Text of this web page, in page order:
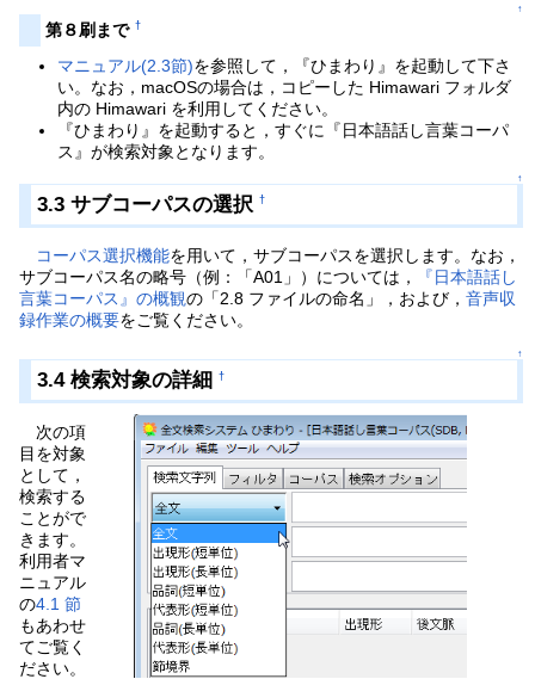
↑
第８刷まで †
マニュアル(2.3節)を参照して，『ひまわり』を起動して下さ
い。なお，macOSの場合は，コピーした Himawari フォルダ
内の Himawari を利用してください。
『ひまわり』を起動すると，すぐに『日本語話し言葉コーパ
ス』が検索対象となります。
↑
3.3 サブコーパスの選択 †
コーパス選択機能を用いて，サブコーパスを選択します。なお，
サブコーパス名の略号（例：「A01」）については，
『日本語話し
言葉コーパス』の概観の「2.8 ファイルの命名」，および，音声収
録作業の概要をご覧ください。
↑
3.4 検索対象の詳細 †
次の項
目を対象
として，
検索する
ことがで
きます。
利用者マ
ニュアル
の4.1 節
もあわせ
てご覧く
ださい。